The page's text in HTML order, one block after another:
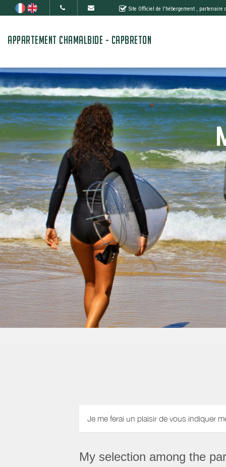
Site Officiel de l'hébergement , partenaire
APPARTEMENT CHAMALBIDE - CAPBRETON
Je me ferai un plaisir de vous indiquer
My selection among the